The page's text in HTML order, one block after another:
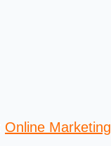
Online Marketing